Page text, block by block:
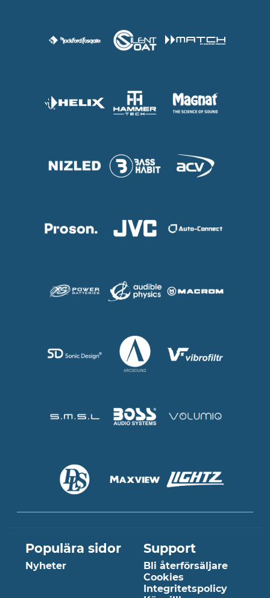
Populära sidor
Nyheter
Support
Bli återförsäljare
Cookies
Integritetspolicy